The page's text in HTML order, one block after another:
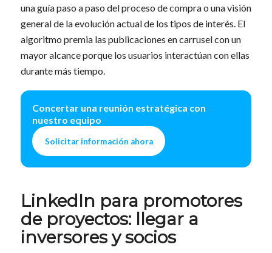
una guía paso a paso del proceso de compra o una visión
general de la evolución actual de los tipos de interés. El
algoritmo premia las publicaciones en carrusel con un
mayor alcance porque los usuarios interactúan con ellas
durante más tiempo.
Concertar una reunión estratégica con
nuestro equipo
Solicitar información ahora
LinkedIn para promotores
de proyectos: llegar a
inversores y socios